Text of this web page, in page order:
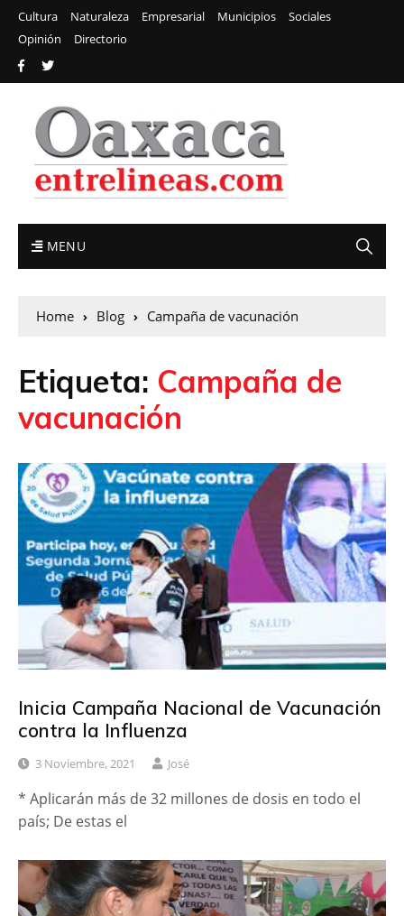
Cultura Naturaleza Empresarial Municipios
Sociales
Opinión
Directorio
MENU
Home Blog Campaña de vacunación
Etiqueta: Campaña de
vacunación
Inicia Campaña Nacional de Vacunación
contra la Influenza
3 Noviembre, 2021 José
* Aplicarán más de 32 millones de dosis en todo el
país; De estas el